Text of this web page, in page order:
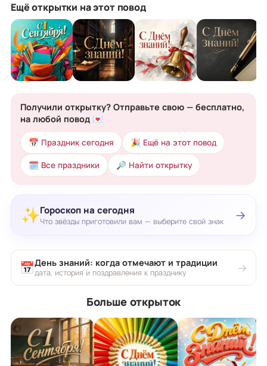
Ещё открытки на этот повод
Получили открытку? Отправьте свою — бесплатно,
на любой повод 💌
📅 Праздник сегодня 🎉 Ещё на этот повод
🗓 Все праздники 🔎 Найти открытку
✨Гороскоп на сегодня
Что звёзды приготовили вам — выберите свой знак →
📅День знаний: когда отмечают и традиции
дата, история и поздравления к празднику →
Больше открыток